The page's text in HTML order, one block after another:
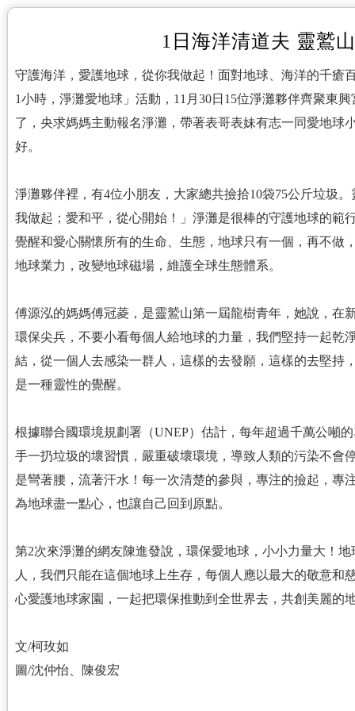
1日海洋清道夫 靈鷲
守護海洋，愛護地球，從你我做起！面對地球、海洋的千瘡
1小時，淨灘愛地球」活動，11月30日15位淨灘夥伴齊聚東
了，央求媽媽主動報名淨灘，帶著表哥表妹有志一同愛地球
好。
淨灘夥伴裡，有4位小朋友，大家總共撿拾10袋75公斤垃圾
我做起；愛和平，從心開始！」淨灘是很棒的守護地球的範
覺醒和愛心關懷所有的生命、生態，地球只有一個，再不做
地球業力，改變地球磁場，維護全球生態體系。
傅源泓的媽媽傅冠菱，是靈鷲山第一屆龍樹青年，她說，在
環保尖兵，不要小看每個人給地球的力量，我們堅持一起乾
結，從一個人去感染一群人，這樣的去發願，這樣的去堅持
是一種靈性的覺醒。
根據聯合國環境規劃署（UNEP）估計，每年超過千萬公噸
手一扔垃圾的壞習慣，嚴重破壞環境，導致人類的污染不會
是彎著腰，流著汗水！每一次清楚的參與，專注的撿起，專
為地球盡一點心，也讓自己回到原點。
第2次來淨灘的網友陳進發說，環保愛地球，小小力量大！
人，我們只能在這個地球上生存，每個人應以最大的敬意和
心愛護地球家園，一起把環保推動到全世界去，共創美麗的
文/柯玫如
圖/沈仲怡、陳俊宏